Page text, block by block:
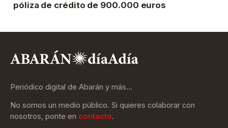
póliza de crédito de 900.000 euros
Periódico digital de Abarán y más…
No somos un medio público. Si quieres colaborar con
nosotros, ponte en contacto.